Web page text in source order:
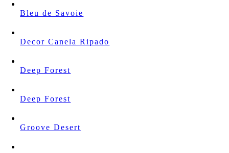
Bleu de Savoie
Decor Canela Ripado
Deep Forest
Deep Forest
Groove Desert